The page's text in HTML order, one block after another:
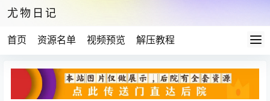
尤物日记
首页 资源名单 视频预览 解压教程